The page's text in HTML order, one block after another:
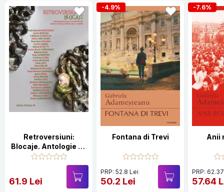
Retroversiuni:
Blocaje. Antologie de
proză scrisă de femei
61.9 Lei
-4.9%
Fontana di Trevi
PRP: 52.8 Lei
50.2 Lei
-7.6%
Anii
PRP:
57.64